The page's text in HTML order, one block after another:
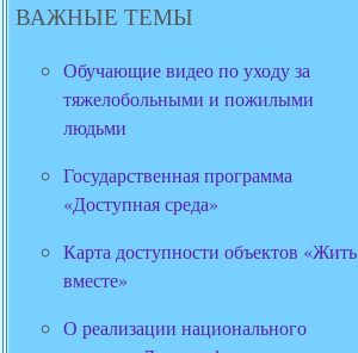
ВАЖНЫЕ ТЕМЫ
Обучающие видео по уходу за
тяжелобольными и пожилыми
людьми
Государственная программа
«Доступная среда»
Карта доступности объектов «Жить
вместе»
О реализации национального